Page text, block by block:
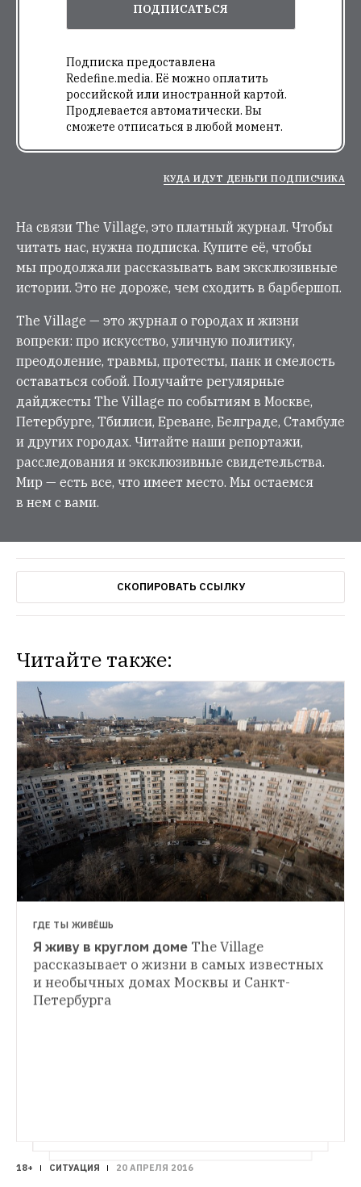
ПОДПИСАТЬСЯ
Подписка предоставлена
Redefine.media. Её можно оплатить
российской или иностранной картой.
Продлевается автоматически. Вы
сможете отписаться в любой момент.
КУДА ИДУТ ДЕНЬГИ ПОДПИСЧИКА
На связи The Village, это платный журнал. Чтобы
читать нас, нужна подписка. Купите её, чтобы
мы продолжали рассказывать вам эксклюзивные
истории. Это не дороже, чем сходить в барбершоп.
The Village — это журнал о городах и жизни
вопреки: про искусство, уличную политику,
преодоление, травмы, протесты, панк и смелость
оставаться собой. Получайте регулярные
дайджесты The Village по событиям в Москве,
Петербурге, Тбилиси, Ереване, Белграде, Стамбуле
и других городах. Читайте наши репортажи,
расследования и эксклюзивные свидетельства.
Мир — есть все, что имеет место. Мы остаемся
в нем с вами.
СКОПИРОВАТЬ ССЫЛКУ
Читайте также:
СИТУАЦИЯ
На месте Таганской телефонной станции
могут построить небоскрёбСогласно
проекту застройки, предельная
застроенность здания на месте
телефонной станции не установлена
СИТУАЦИЯ
Снос Таганской телефонной станции: Что
происходит с неочевидным памятником
ГДЕ ТЫ ЖИВЁШЬ
Я живу в круглом доме The Village
рассказывает о жизни в самых известных
и необычных домах Москвы и Санкт-
Петербурга
18+ СИТУАЦИЯ 20 АПРЕЛЯ 2016